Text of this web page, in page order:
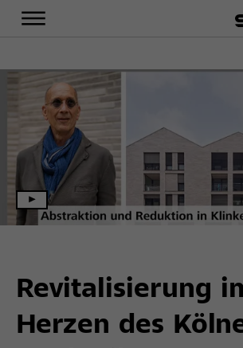
Revitalisierung
Herzen des